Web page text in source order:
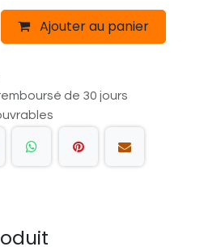
Ajouter au panier
de 30 jours